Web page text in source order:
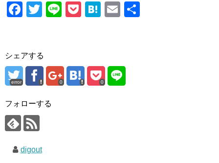
F
e
b
o
o
k
T
er
Li
P
H
a
E
シェアする
error 0 0
フォローする
digout